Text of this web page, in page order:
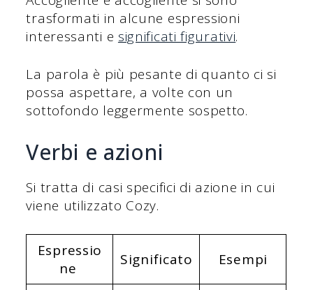
trasformati in alcune espressioni
interessanti e significati figurativi.
La parola è più pesante di quanto ci si
possa aspettare, a volte con un
sottofondo leggermente sospetto.
Verbi e azioni
Si tratta di casi specifici di azione in cui
viene utilizzato Cozy.
Espressio
ne
Significato Esempi